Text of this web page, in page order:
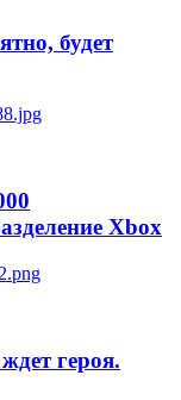
будет
Xbox
героя.